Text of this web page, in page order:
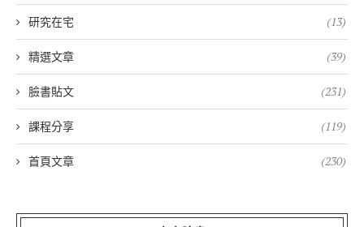
研究在宅 (13)
精選文章 (39)
臉書貼文 (231)
課程分享 (119)
首頁文章 (230)